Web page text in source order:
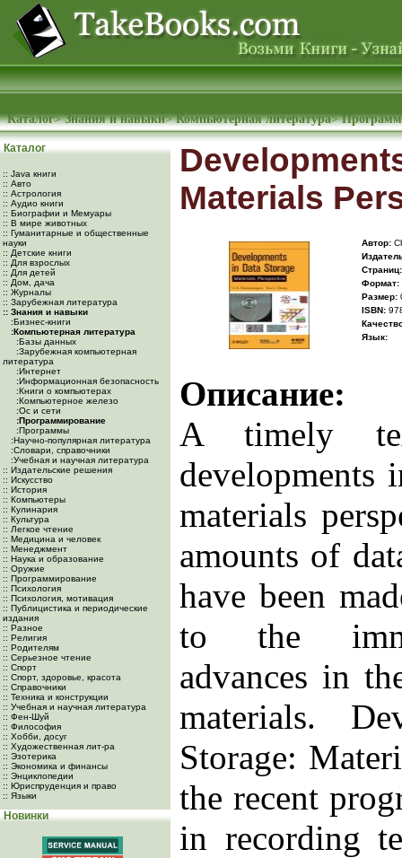
Каталог>Знания и навыки>Компьютерная литература>
Каталог
:: Java книги
:: Авто
:: Астрология
:: Аудио книги
:: Биографии и Мемуары
:: В мире животных
:: Гуманитарные и общественные
науки
:: Детские книги
:: Для взрослых
:: Для детей
:: Дом, дача
:: Журналы
:: Зарубежная литература
:: Знания и навыки
:Бизнес-книги
:Компьютерная литература
:Базы данных
:Зарубежная компьютерная
литература
:Интернет
:Информационная безопасность
:Книги о компьютерах
:Компьютерное железо
:Ос и сети
:Программирование
:Программы
:Научно-популярная литература
:Словари, справочники
:Учебная и научная литература
:: Издательские решения
:: Искусство
:: История
:: Компьютеры
:: Кулинария
:: Культура
:: Легкое чтение
:: Медицина и человек
:: Менеджмент
:: Наука и образование
:: Оружие
:: Программирование
:: Психология
:: Психология, мотивация
:: Публицистика и периодические
издания
:: Разное
:: Религия
:: Родителям
:: Серьезное чтение
:: Спорт
:: Спорт, здоровье, красота
:: Справочники
:: Техника и конструкции
:: Учебная и научная литература
:: Фен-Шуй
:: Философия
:: Хобби, досуг
:: Художественная лит-ра
:: Эзотерика
:: Экономика и финансы
:: Энциклопедии
:: Юриспруденция и право
:: Языки
Новинки
Materials
Автор:
Cтраниц:
Формат:
Размер:
ISBN:
Язык:
Описание:
A timely
developments
materials
amounts of
have been
to the
advances in
materials.
Storage:
the recent
in recording